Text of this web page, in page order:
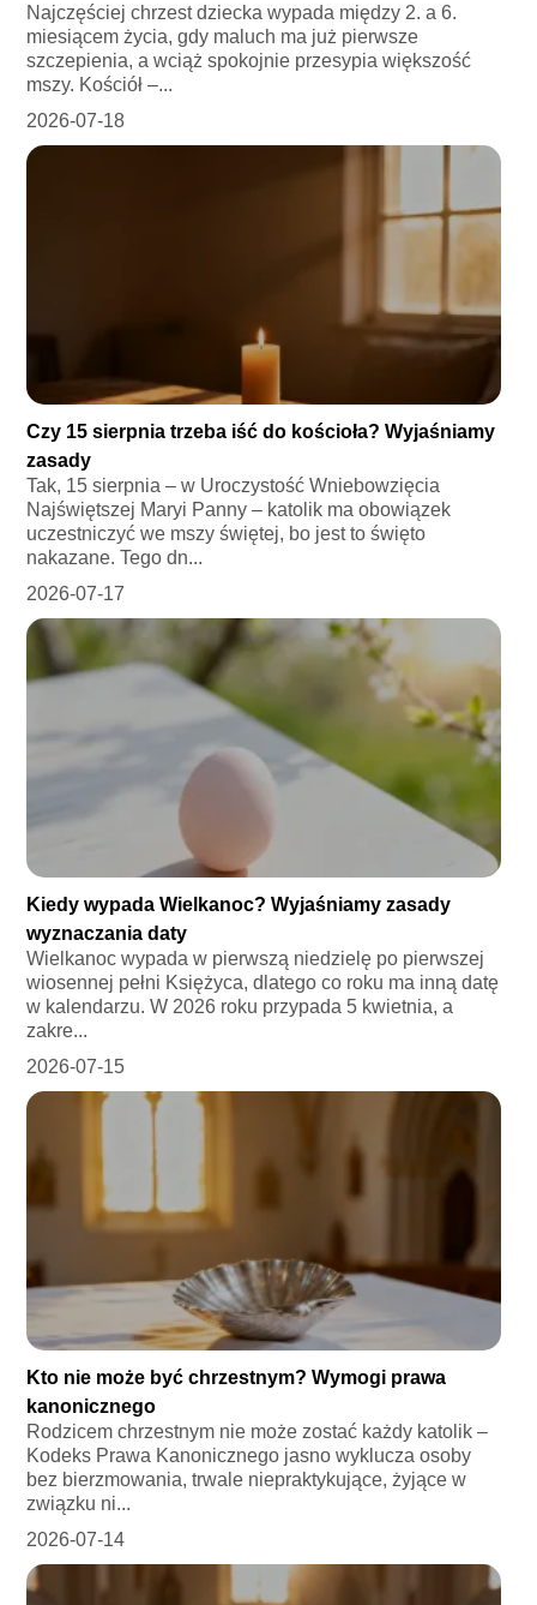
Najczęściej chrzest dziecka wypada między 2. a 6.
miesiącem życia, gdy maluch ma już pierwsze
szczepienia, a wciąż spokojnie przesypia większość
mszy. Kościół –...
2026-07-18
Czy 15 sierpnia trzeba iść do kościoła? Wyjaśniamy
zasady
Tak, 15 sierpnia – w Uroczystość Wniebowzięcia
Najświętszej Maryi Panny – katolik ma obowiązek
uczestniczyć we mszy świętej, bo jest to święto
nakazane. Tego dn...
2026-07-17
Kiedy wypada Wielkanoc? Wyjaśniamy zasady
wyznaczania daty
Wielkanoc wypada w pierwszą niedzielę po pierwszej
wiosennej pełni Księżyca, dlatego co roku ma inną datę
w kalendarzu. W 2026 roku przypada 5 kwietnia, a
zakre...
2026-07-15
Kto nie może być chrzestnym? Wymogi prawa
kanonicznego
Rodzicem chrzestnym nie może zostać każdy katolik –
Kodeks Prawa Kanonicznego jasno wyklucza osoby
bez bierzmowania, trwale niepraktykujące, żyjące w
związku ni...
2026-07-14